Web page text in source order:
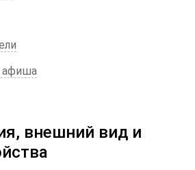
афиша
внешний вид и